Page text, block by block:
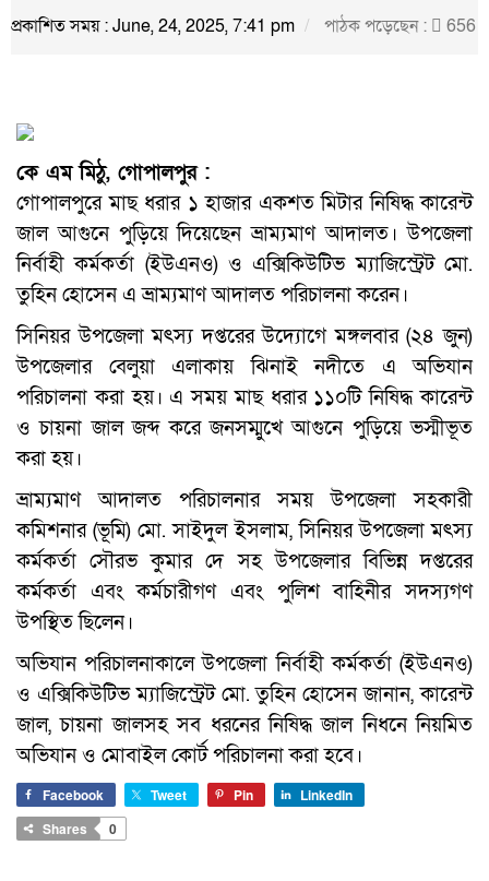
প্রকাশিত সময় : June, 24, 2025, 7:41 pm পাঠক পড়েছেন : 656
কে এম মিঠু, গোপালপুর :
গোপালপুরে মাছ ধরার ১ হাজার একশত মিটার নিষিদ্ধ কারেন্ট
জাল আগুনে পুড়িয়ে দিয়েছেন ভ্রাম্যমাণ আদালত। উপজেলা
নির্বাহী কর্মকর্তা (ইউএনও) ও এক্সিকিউটিভ ম্যাজিস্ট্রেট মো.
তুহিন হোসেন এ ভ্রাম্যমাণ আদালত পরিচালনা করেন।
সিনিয়র উপজেলা মৎস্য দপ্তরের উদ্যোগে মঙ্গলবার (২৪ জুন)
উপজেলার বেলুয়া এলাকায় ঝিনাই নদীতে এ অভিযান
পরিচালনা করা হয়। এ সময় মাছ ধরার ১১০টি নিষিদ্ধ কারেন্ট
ও চায়না জাল জব্দ করে জনসম্মুখে আগুনে পুড়িয়ে ভস্মীভূত
করা হয়।
ভ্রাম্যমাণ আদালত পরিচালনার সময় উপজেলা সহকারী
কমিশনার (ভূমি) মো. সাইদুল ইসলাম, সিনিয়র উপজেলা মৎস্য
কর্মকর্তা সৌরভ কুমার দে সহ উপজেলার বিভিন্ন দপ্তরের
কর্মকর্তা এবং কর্মচারীগণ এবং পুলিশ বাহিনীর সদস্যগণ
উপস্থিত ছিলেন।
অভিযান পরিচালনাকালে উপজেলা নির্বাহী কর্মকর্তা (ইউএনও)
ও এক্সিকিউটিভ ম্যাজিস্ট্রেট মো. তুহিন হোসেন জানান, কারেন্ট
জাল, চায়না জালসহ সব ধরনের নিষিদ্ধ জাল নিধনে নিয়মিত
অভিযান ও মোবাইল কোর্ট পরিচালনা করা হবে।
Facebook Tweet Pin
LinkedIn
Shares
0